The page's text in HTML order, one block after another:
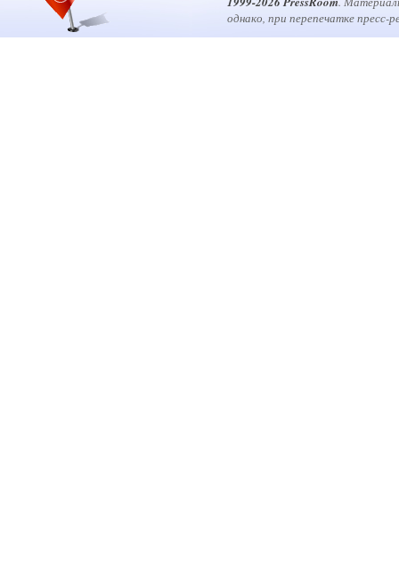
однако, при перепечатке пресс-